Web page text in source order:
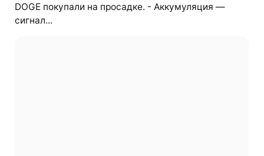
DOGE покупали на просадке. - Аккумуляция —
сигнал...